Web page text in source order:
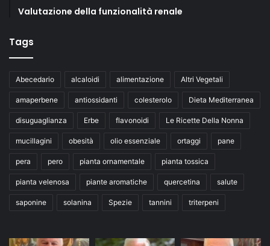
Valutazione della funzionalità renale
Tags
Abecedario alcaloidi alimentazione Altri Vegetali
amaperbene antiossidanti colesterolo Dieta Mediterranea
disuguaglianza Erbe flavonoidi Le Ricette Della Nonna
mucillagini obesità olio essenziale ortaggi pane
pera pero pianta ornamentale pianta tossica
pianta velenosa piante aromatiche quercetina salute
saponine solanina Spezie tannini triterpeni